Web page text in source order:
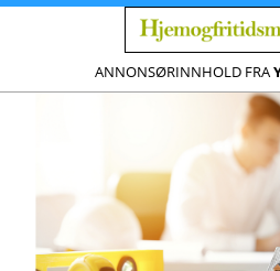
ANNONSØRINNHOLD FRA